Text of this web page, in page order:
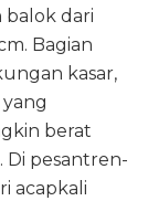
balok dari
Bagian
kasar,
berat
Di pesantren-
acapkali